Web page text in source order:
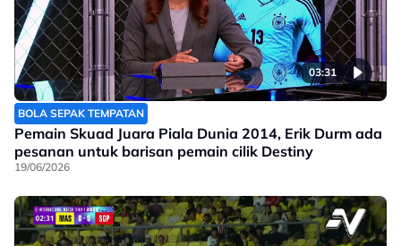
03:31
BOLA SEPAK TEMPATAN
Pemain Skuad Juara Piala Dunia 2014, Erik Durm ada
pesanan untuk barisan pemain cilik Destiny
19/06/2026